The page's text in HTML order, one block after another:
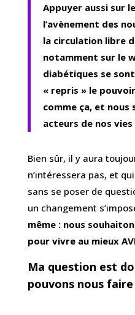
Appuyer aussi sur
l’avènement des
la circulation libre
notamment sur le
diabétiques se
« repris » le
comme ça, et
acteurs de nos
Bien sûr, il y aura
n’intéressera pas, et
sans se poser de
un changement
même : nous
pour vivre au mieux
Ma question est
pouvons nous faire